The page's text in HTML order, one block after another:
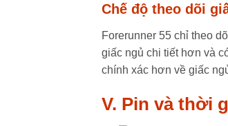
Chế độ theo dõi
Forerunner 55 chỉ theo
giấc ngủ chi tiết hơn và
chính xác hơn về giấc
V. Pin và thời